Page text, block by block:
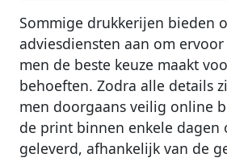
Sommige drukkerijen bieden
adviesdiensten aan om
men de beste keuze maakt
behoeften. Zodra alle details
men doorgaans veilig online
de print binnen enkele dagen
geleverd, afhankelijk van de